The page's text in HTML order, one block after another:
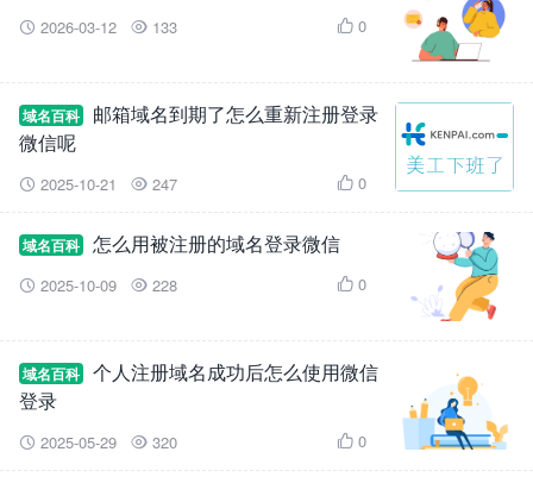
 2026-03-12  133  0
域名百科
邮箱域名到期了怎么重新注册登录
微信呢
 2025-10-21  247  0
域名百科 怎么用被注册的域名登录微信
 2025-10-09  228  0
域名百科
个人注册域名成功后怎么使用微信
登录
 2025-05-29  320  0